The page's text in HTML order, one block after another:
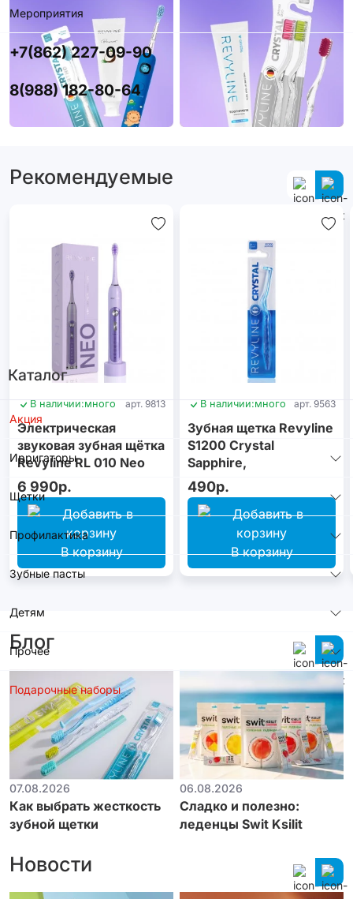
Мероприятия
+7(862) 227-09-90
8(988) 182-80-64
Каталог
Акция
Ирригаторы
Щетки
Профилактика
Зубные пасты
Детям
Прочее
Подарочные наборы
Рекомендуемые
В наличии:много арт. 9813
Электрическая
звуковая зубная щётка
Revyline RL 010 Neo
Violet
6 990р.
В корзину
В наличии:много арт. 9563
Зубная щетка Revyline
S1200 Crystal
Sapphire,
монопучковая
490р.
В корзину
Блог
07.08.2026
Как выбрать жесткость
зубной щетки
06.08.2026
Сладко и полезно:
леденцы Swit Ksilit
Новости